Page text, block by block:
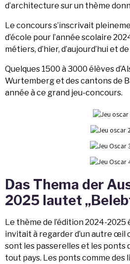
d’architecture sur un thème
Le concours s’inscrivait
d’école pour l’année scolaire
métiers, d’hier, d’aujourd’hui et
Quelques 1500 à 3000 élèves
Wurtemberg et des cantons de
année à ce grand jeu-concours.
Das Thema der
2025 lautet
Le thème de l’édition 2024-2025
invitait à regarder d’un autre œil
sont les passerelles et les ponts
tout pays. Les ponts comme des